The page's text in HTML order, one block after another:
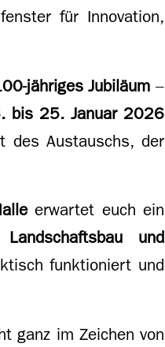
für Innovation,
jähriges Jubiläum –
bis 25. Januar 2026
des Austauschs, der
erwartet euch ein
und
funktioniert und
ganz im Zeichen von